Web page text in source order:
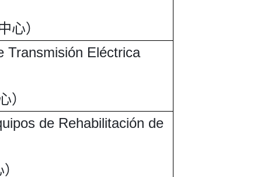
心）
Transmisión Eléctrica
）
de Rehabilitación de